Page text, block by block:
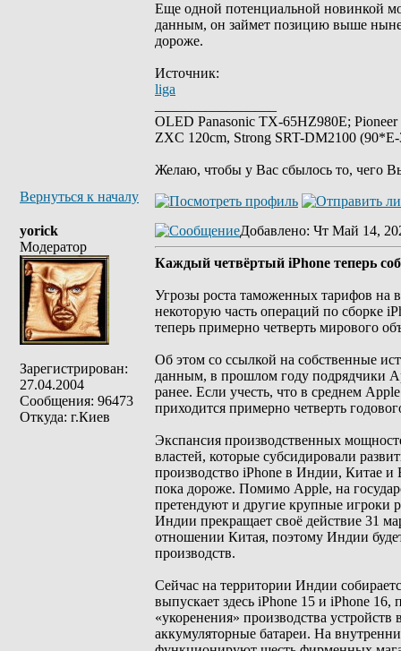
Еще одной потенциальной новинкой
данным, он займет позицию выше
дороже.
Источник:
liga
OLED Panasonic TX-65HZ980E;
ZXC 120cm, Strong SRT-DM2100
Желаю, чтобы у Вас сбылось то, чего
Вернуться к началу
yorick
Модератор
Зарегистрирован:
27.04.2004
Сообщения: 96473
Откуда: г.Киев
Добавлено: Чт Май 14,
Каждый четвёртый iPhone теперь
Угрозы роста таможенных тарифов на
некоторую часть операций по сборке
теперь примерно четверть мирового
Об этом со ссылкой на собственные
данным, в прошлом году подрядчики
ранее. Если учесть, что в среднем
приходится примерно четверть
Экспансия производственных
властей, которые субсидировали
производство iPhone в Индии, Китае и
пока дороже. Помимо Apple, на
претендуют и другие крупные игроки
Индии прекращает своё действие 31
отношении Китая, поэтому Индии
производств.
Сейчас на территории Индии
выпускает здесь iPhone 15 и iPhone
«укоренения» производства
аккумуляторные батареи. На